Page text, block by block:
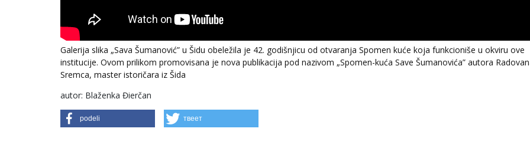
Galerija slika „Sava Šumanović” u Šidu obeležila je 42. godišnjicu od otvaranja Spomen kuće koja funkcioniše u okviru ove
institucije. Ovom prilikom promovisana je nova publikacija pod nazivom „Spomen-kuća Save Šumanovića” autora
Sremca, master istoričara iz Šida
autor: Blaženka Đierčan
podeli твеет